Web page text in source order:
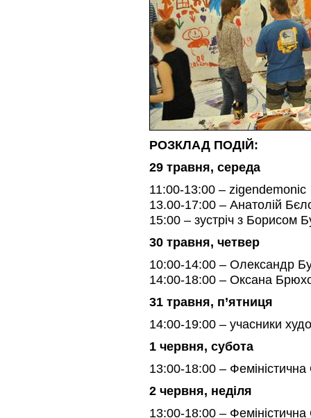
РОЗКЛАД ПОДІЙ:
29 травня, cереда
11:00-13:00 – zigendemonic
13.00-17:00 – Анатолій
15:00 – зустріч з Борисом
30 травня, четвер
10:00-14:00 – Олександр
14:00-18:00 – Оксана
31 травня, п’ятниця
14:00-19:00 – учасники
1 червня, cубота
13:00-18:00 –
2 червня, неділя
13:00-18:00 –